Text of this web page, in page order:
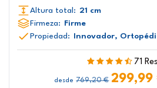
Altura total: 21 cm
Firmeza:
Firme
Propiedad:
Innovador,
71
desde 769,20 €